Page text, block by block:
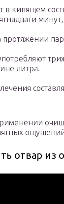
в кипящем
минут,
протяжении
литра.
отвар из